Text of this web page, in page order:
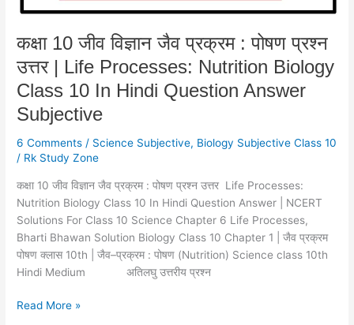
कक्षा 10 जीव विज्ञान जैव प्रक्रम : पोषण प्रश्न
उत्तर | Life Processes: Nutrition Biology
Class 10 In Hindi Question Answer
Subjective
6 Comments / Science Subjective, Biology Subjective Class 10
/ Rk Study Zone
कक्षा 10 जीव विज्ञान जैव प्रक्रम : पोषण प्रश्न उत्तर Life Processes:
Nutrition Biology Class 10 In Hindi Question Answer | NCERT
Solutions For Class 10 Science Chapter 6 Life Processes,
Bharti Bhawan Solution Biology Class 10 Chapter 1 | जैव प्रक्रम
पोषण क्लास 10th | जैव–प्रक्रम : पोषण (Nutrition) Science class 10th
Hindi Medium अतिलघु उत्तरीय प्रश्न
Processes:
Nutrition
Biology
10
In
Hindi
Answer
Subjective
Read More »